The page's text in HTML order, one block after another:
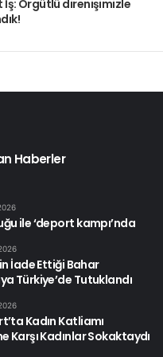
İş: Örgütlü direnişimizle
Haberler
ile ‘deport kampı’nda
İade Ettiği Bahar
Türkiye’de Tutuklandı
Kadın Katliamı
Karşı Kadınlar Sokaktaydı